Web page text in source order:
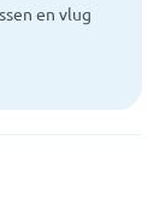
en vlug